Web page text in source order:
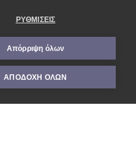
ΡΥΘΜΙΣΕΙΣ
Απόρριψη όλων
ΑΠΟΔΟΧΗ ΟΛΩΝ